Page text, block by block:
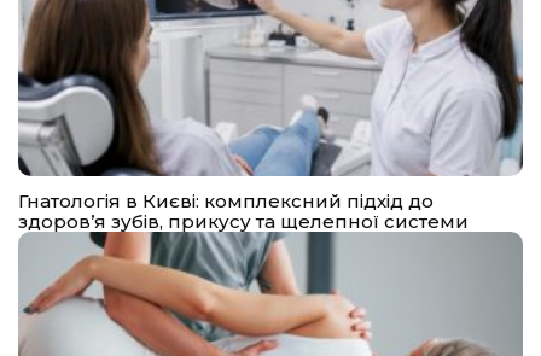
Гнатологія в Києві: комплексний підхід до
здоров’я зубів, прикусу та щелепної системи